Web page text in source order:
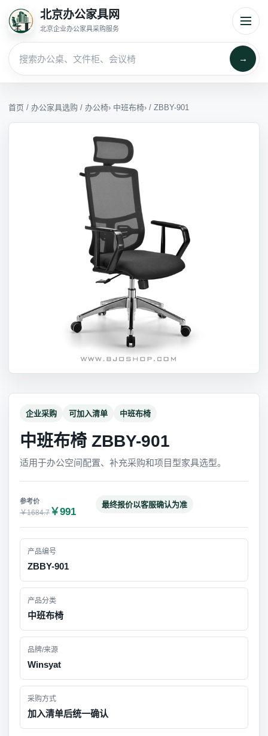
北京办公家具网
北京企业办公家具采购服务
→
首页 / 办公家具选购 / 办公椅› 中班布椅› / ZBBY-901
企业采购 可加入清单 中班布椅
中班布椅 ZBBY-901
适用于办公空间配置、补充采购和项目型家具选型。
￥1684.7 ￥991
最终报价以客服确认为准
产品编号
ZBBY-901
产品分类
中班布椅
品牌/来源
Winsyat
采购方式
加入清单后统一确认